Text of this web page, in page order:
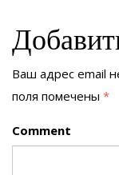
Ваш адрес email
поля помечены *
Comment